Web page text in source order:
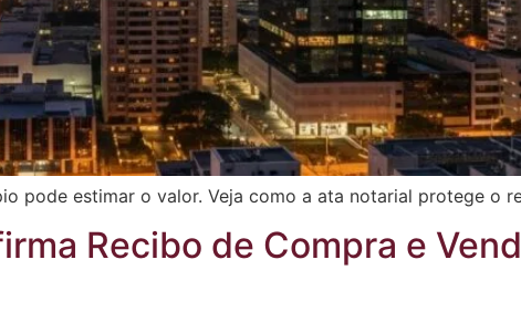
pode estimar o valor. Veja como a ata notarial protege o
Recibo de Compra e